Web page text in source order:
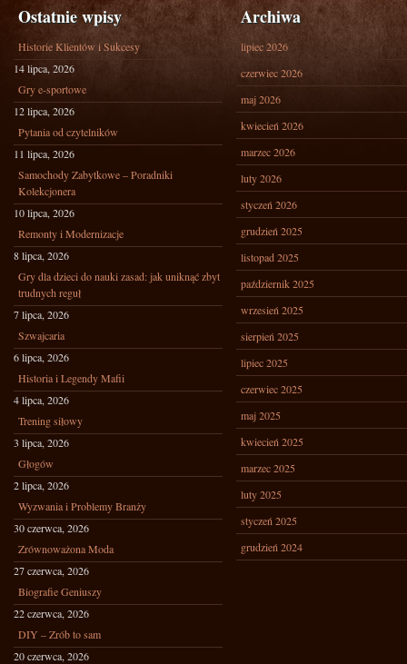
Ostatnie wpisy
Historie Klientów i Sukcesy
14 lipca, 2026
Gry e-sportowe
12 lipca, 2026
Pytania od czytelników
11 lipca, 2026
Samochody Zabytkowe – Poradniki
Kolekcjonera
10 lipca, 2026
Remonty i Modernizacje
8 lipca, 2026
Gry dla dzieci do nauki zasad: jak uniknąć zbyt
trudnych reguł
7 lipca, 2026
Szwajcaria
6 lipca, 2026
Historia i Legendy Mafii
4 lipca, 2026
Trening siłowy
3 lipca, 2026
Głogów
2 lipca, 2026
Wyzwania i Problemy Branży
30 czerwca, 2026
Zrównoważona Moda
27 czerwca, 2026
Biografie Geniuszy
22 czerwca, 2026
DIY – Zrób to sam
20 czerwca, 2026
Archiwa
lipiec 2026
czerwiec 2026
maj 2026
kwiecień 2026
marzec 2026
luty 2026
styczeń 2026
grudzień 2025
listopad 2025
październik 2025
wrzesień 2025
sierpień 2025
lipiec 2025
czerwiec 2025
maj 2025
kwiecień 2025
marzec 2025
luty 2025
styczeń 2025
grudzień 2024